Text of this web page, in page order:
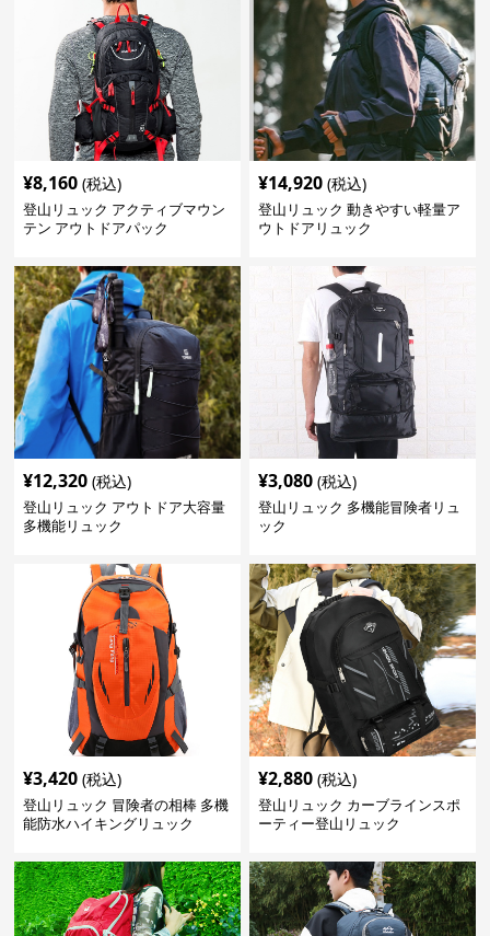
¥8,160 (税込)
登山リュック アクティブマウン
テン アウトドアパック
¥14,920 (税込)
登山リュック 動きやすい軽量ア
ウトドアリュック
¥12,320 (税込)
登山リュック アウトドア大容量
多機能リュック
¥3,080 (税込)
登山リュック 多機能冒険者リュ
ック
¥3,420 (税込)
登山リュック 冒険者の相棒 多機
能防水ハイキングリュック
¥2,880 (税込)
登山リュック カーブラインスポ
ーティー登山リュック